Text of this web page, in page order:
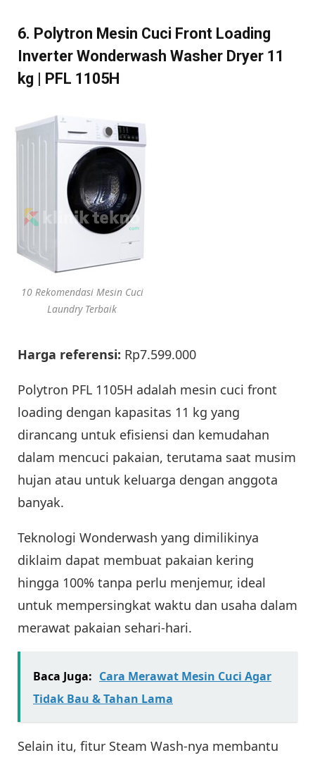
6. Polytron Mesin Cuci Front Loading
Inverter Wonderwash Washer Dryer 11
kg | PFL 1105H
10 Rekomendasi Mesin Cuci
Laundry Terbaik
Harga referensi: Rp7.599.000
Polytron PFL 1105H adalah mesin cuci front
loading dengan kapasitas 11 kg yang
dirancang untuk efisiensi dan kemudahan
dalam mencuci pakaian, terutama saat musim
hujan atau untuk keluarga dengan anggota
banyak.
Teknologi Wonderwash yang dimilikinya
diklaim dapat membuat pakaian kering
hingga 100% tanpa perlu menjemur, ideal
untuk mempersingkat waktu dan usaha dalam
merawat pakaian sehari-hari.
Baca Juga: Cara Merawat Mesin Cuci Agar
Tidak Bau & Tahan Lama
Selain itu, fitur Steam Wash-nya membantu